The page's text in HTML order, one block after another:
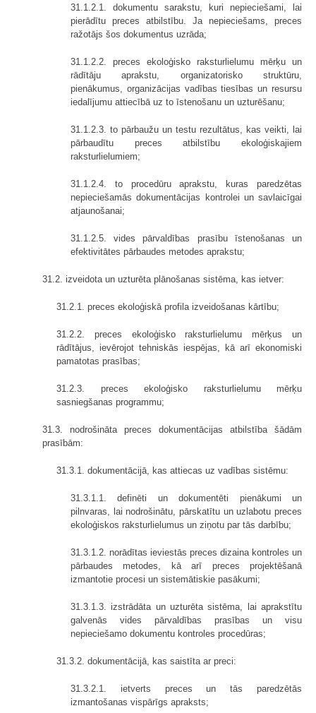
31.1.2.1. dokumentu sarakstu, kuri nepieciešami, lai
pierādītu preces atbilstību. Ja nepieciešams, preces
ražotājs šos dokumentus uzrāda;
31.1.2.2. preces ekoloģisko raksturlielumu mērķu un
rādītāju aprakstu, organizatorisko struktūru,
pienākumus, organizācijas vadības tiesības un resursu
iedalījumu attiecībā uz to īstenošanu un uzturēšanu;
31.1.2.3. to pārbaužu un testu rezultātus, kas veikti, lai
pārbaudītu preces atbilstību ekoloģiskajiem
raksturlielumiem;
31.1.2.4. to procedūru aprakstu, kuras paredzētas
nepieciešamās dokumentācijas kontrolei un savlaicīgai
atjaunošanai;
31.1.2.5. vides pārvaldības prasību īstenošanas un
efektivitātes pārbaudes metodes aprakstu;
31.2. izveidota un uzturēta plānošanas sistēma, kas ietver:
31.2.1. preces ekoloģiskā profila izveidošanas kārtību;
31.2.2. preces ekoloģisko raksturlielumu mērķus un
rādītājus, ievērojot tehniskās iespējas, kā arī ekonomiski
pamatotas prasības;
31.2.3. preces ekoloģisko raksturlielumu mērķu
sasniegšanas programmu;
31.3. nodrošināta preces dokumentācijas atbilstība šādām
prasībām:
31.3.1. dokumentācijā, kas attiecas uz vadības sistēmu:
31.3.1.1. definēti un dokumentēti pienākumi un
pilnvaras, lai nodrošinātu, pārskatītu un uzlabotu preces
ekoloģiskos raksturlielumus un ziņotu par tās darbību;
31.3.1.2. norādītas ieviestās preces dizaina kontroles un
pārbaudes metodes, kā arī preces projektēšanā
izmantotie procesi un sistemātiskie pasākumi;
31.3.1.3. izstrādāta un uzturēta sistēma, lai aprakstītu
galvenās vides pārvaldības prasības un visu
nepieciešamo dokumentu kontroles procedūras;
31.3.2. dokumentācijā, kas saistīta ar preci:
31.3.2.1. ietverts preces un tās paredzētās
izmantošanas vispārīgs apraksts;